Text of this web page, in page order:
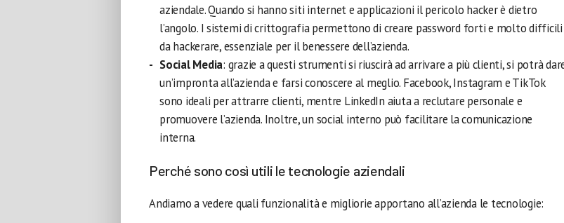
aziendale. Quando si hanno siti internet e applicazioni il pericolo hacker è dietro
l’angolo. I sistemi di crittografia permettono di creare password forti e molto difficili
da hackerare, essenziale per il benessere dell’azienda.
Social Media: grazie a questi strumenti si riuscirà ad arrivare a più clienti, si potrà
un’impronta all’azienda e farsi conoscere al meglio. Facebook, Instagram e TikTok
sono ideali per attrarre clienti, mentre LinkedIn aiuta a reclutare personale e
promuovere l’azienda. Inoltre, un social interno può facilitare la comunicazione
interna.
Perché sono così utili le tecnologie aziendali
Andiamo a vedere quali funzionalità e migliorie apportano all’azienda le tecnologie: